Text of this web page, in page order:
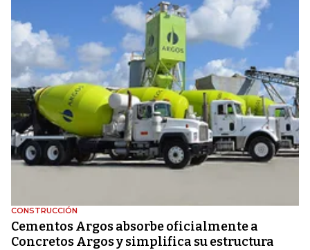
CONSTRUCCIÓN
Cementos Argos absorbe oficialmente a
Concretos Argos y simplifica su estructura